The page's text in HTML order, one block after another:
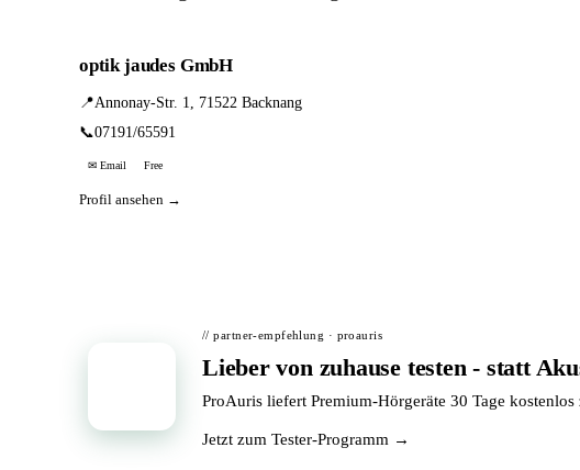
optik jaudes GmbH
📍Annonay-Str. 1, 71522 Backnang
📞07191/65591
✉ Email Free
Profil ansehen →
// partner-empfehlung · proauris
Lieber von zuhause testen - statt
ProAuris liefert Premium-Hörgeräte 30 Tage
Jetzt zum Tester-Programm →